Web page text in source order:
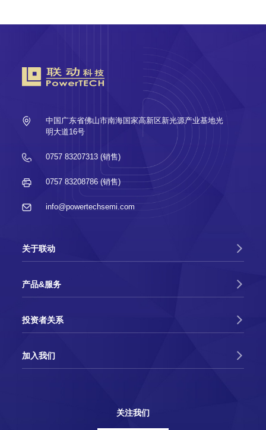
2023-07-03
精彩联动 SEMICON Taiwan 2023落幕的展
2023-05-19
联动科技成功参展第五届SEMI-e深圳国际半
2022-09-22
佛山市联动科技股份有限公司股票在深圳证券
交易所创业板成功上市
联动科技成功参展SEMICON CHINA 2021
2019-03-22
联动科技成功参展SEMICON CHINA 2019
2019-03-13
动”
中国广东省佛山市南海国家高新区新光源产业基地光
明大道16号
0757 83207313 (销售)
0757 83208786 (销售)
info@powertechsemi.com
关于联动
产品&服务
投资者关系
加入我们
关注我们